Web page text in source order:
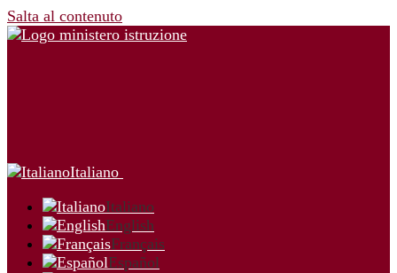
Salta al contenuto
Italiano
Italiano
English
Français
Español